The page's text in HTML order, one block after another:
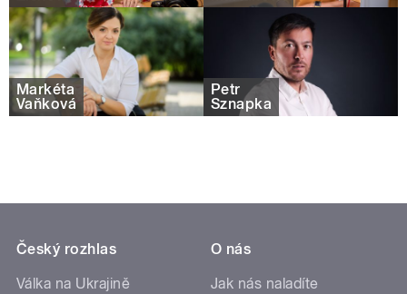
Markéta
Vaňková
Petr
Sznapka
Český rozhlas
Válka na Ukrajině
O nás
Jak nás naladíte